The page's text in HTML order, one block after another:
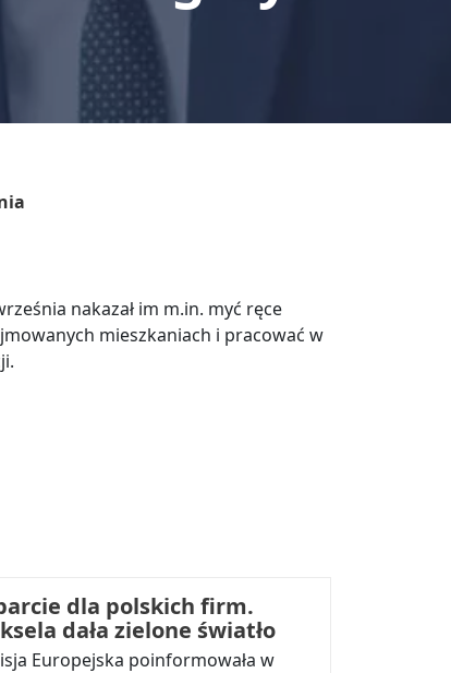
nakazał im m.in. myć ręce
mieszkaniach i pracować w
dla polskich firm.
dała zielone światło
Europejska poinformowała w